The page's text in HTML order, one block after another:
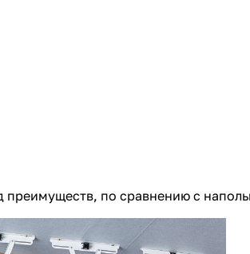
по сравнению с